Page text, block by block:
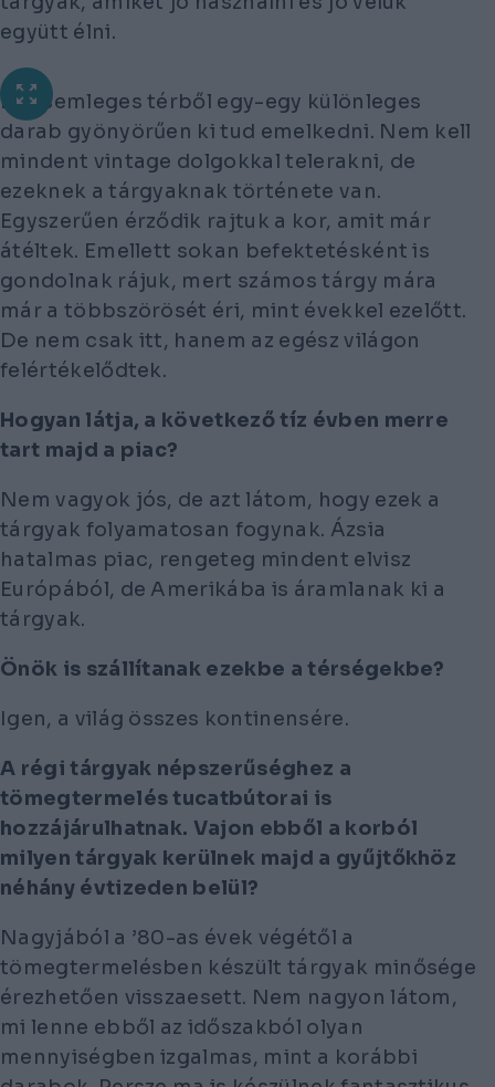
együtt élni.
Egy semleges térből egy-egy különleges
darab gyönyörűen ki tud emelkedni. Nem kell
mindent vintage dolgokkal telerakni, de
ezeknek a tárgyaknak története van.
Egyszerűen érződik rajtuk a kor, amit már
átéltek. Emellett sokan befektetésként is
gondolnak rájuk, mert számos tárgy mára
már a többszörösét éri, mint évekkel ezelőtt.
De nem csak itt, hanem az egész világon
felértékelődtek.
Hogyan látja, a következő tíz évben merre
tart majd a piac?
Nem vagyok jós, de azt látom, hogy ezek a
tárgyak folyamatosan fogynak. Ázsia
hatalmas piac, rengeteg mindent elvisz
Európából, de Amerikába is áramlanak ki a
tárgyak.
Önök is szállítanak ezekbe a térségekbe?
Igen, a világ összes kontinensére.
A régi tárgyak népszerűséghez a
tömegtermelés tucatbútorai is
hozzájárulhatnak. Vajon ebből a korból
milyen tárgyak kerülnek majd a gyűjtőkhöz
néhány évtizeden belül?
Nagyjából a ’80-as évek végétől a
tömegtermelésben készült tárgyak minősége
érezhetően visszaesett. Nem nagyon látom,
mi lenne ebből az időszakból olyan
mennyiségben izgalmas, mint a korábbi